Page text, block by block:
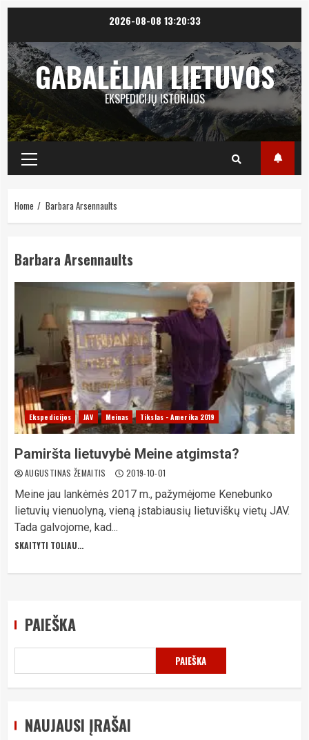
content
2026-08-08 13:20:33
GABALĖLIAI LIETUVOS
EKSPEDICIJŲ ISTORIJOS
Primary
Menu
Home Barbara Arsennaults
Barbara Arsennaults
Ekspedicijos JAV Meinas Tikslas - Amerika 2019
Pamiršta lietuvybė Meine atgimsta?
AUGUSTINAS ŽEMAITIS 2019-10-01
Meine jau lankėmės 2017 m., pažymėjome Kenebunko
lietuvių vienuolyną, vieną įstabiausių lietuviškų vietų JAV.
Tada galvojome, kad...
SKAITYTI TOLIAU...
PAIEŠKA
PAIEŠKA
NAUJAUSI ĮRAŠAI